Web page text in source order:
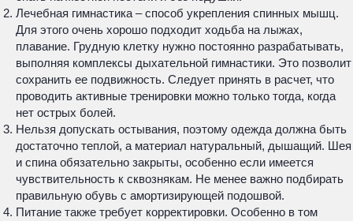
Лечебная гимнастика – способ укрепления спинных мышц.
Для этого очень хорошо подходит ходьба на лыжах,
плавание. Грудную клетку нужно постоянно разрабатывать,
выполняя комплексы дыхательной гимнастики. Это позволит
сохранить ее подвижность. Следует принять в расчет, что
проводить активные тренировки можно только тогда, когда
нет острых болей.
Нельзя допускать остывания, поэтому одежда должна быть
достаточно теплой, а материал натуральный, дышащий. Шея
и спина обязательно закрыты, особенно если имеется
чувствительность к сквознякам. Не менее важно подбирать
правильную обувь с амортизирующей подошвой.
Питание также требует корректировки. Особенно в том